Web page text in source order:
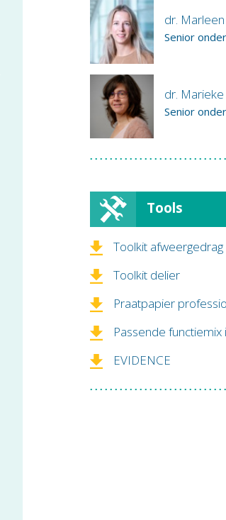
dr.
Senior
dr.
Senior
Tools
Toolkit
Toolkit delier
Praatpapier
Passende
EVIDENCE